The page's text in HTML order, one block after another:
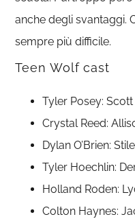
anche degli svantaggi.
sempre più difficile.
Teen Wolf cast
Tyler Posey:
Crystal Reed:
Dylan O’Brien:
Tyler Hoechlin:
Holland Roden:
Colton Haynes: